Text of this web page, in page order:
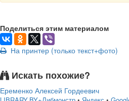
Поделиться этим материалом
На принтер (только текст+фото)
Искать похожие?
Еременко Алексей Гордеевич